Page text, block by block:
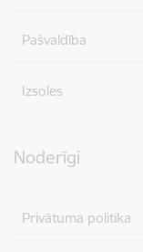
Pašvaldība
Izsoles
Noderīgi
Privātuma politika